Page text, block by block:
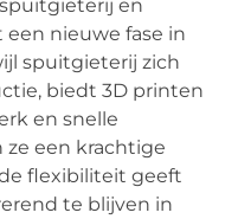
en
nieuwe fase in
spuitgieterij zich
biedt 3D printen
en snelle
een krachtige
flexibiliteit geeft
te blijven in